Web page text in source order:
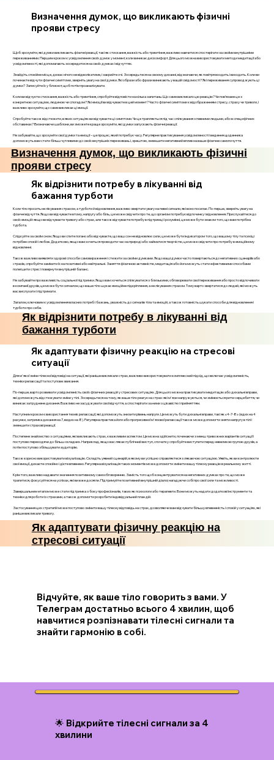
Визначення думок, що викликають фізичні
прояви стресу
Щоб зрозуміти, які думки викликають фізичні реакції, такі як стискання, важкість або тремтіння, важливо навчитися спостерігати за своїми внутрішніми
переживаннями. Першим кроком є усвідомлення своїх думок у момент, коли виникає дискомфорт. Для цього можна використовувати методи медитації або
усвідомленості, які допомагають зосередитися на своїх думках і відчуттях.
Знайдіть спокійне місце, де вас нічого не відволікатиме, і закрийте очі. Зосередьтеся на своєму диханні, відзначаючи, як повітря входить і виходить. Коли ви
починаєте відчути фізичні симптоми, зверніть увагу на свої думки. Які образи або фрази виникають у вашій свідомості? Які переживання супроводжують ці
думки? Записуйте їх у блокнот, щоб потім проаналізувати.
Коли ви відчуєте стискання, важкість або тремтіння, спробуйте відповісти на кілька запитань: Що саме викликало цю реакцію? Чи пов’язане це з
конкретною ситуацією, людиною чи спогадом? Які емоції ви відчуваєте в цей момент? Часто фізичні симптоми є відображенням стресу, страху чи тривоги, і
важливо зрозуміти, що саме викликає ці емоції.
Спробуйте також відстежити, в яких ситуаціях ви відчуваєте ці симптоми. Чи це трапляється під час спілкування з певними людьми, або в специфічних
обставинах? Визначаючи шаблони, ви зможете краще зрозуміти, які думки запускають фізичні реакції.
Не забувайте, що зрозуміти свої думки та емоції – це процес, який потребує часу. Регулярне практикування усвідомленості і ведення щоденника
допоможуть вам стати більш чутливими до своїх внутрішніх переживань і, зрештою, зменшити негативний вплив на ваше фізичне самопочуття.
Визначення думок, що викликають фізичні
прояви стресу
Як відрізнити потребу в лікуванні від
бажання турботи
Коли тіло просить не лікування страхом, а турботи й відновлення, важливо звертати увагу на певні сигнали, які воно посилає. По-перше, зверніть увагу на
фізичні відчуття. Якщо ви відчуваєте втому, напругу або біль, це може свідчити про те, що організм потребує відпочинку і відновлення. Прислухайтеся до
своїх емоцій: якщо ви відчуваєте тривогу або страх, але також відчуваєте потребу в підтримці і розумінні, це може бути знаком того, що вам потрібна
турбота.
Слідкуйте за своїм сном. Якщо ви спите погано або відчуваєте, що ваш сон не відновлює сили, це може бути індикатором того, що вашому тілу та психіці
потрібен спокій і любов. Додатково, якщо вам хочеться проводити час на природі або займатися творчістю, це може свідчити про потребу в емоційному
відновленні.
Також важливо виявляти здорові способи самовираження і стежити за своїми думками. Якщо ваші думки часто повертаються до негативних сценаріїв або
страхів, спробуйте замінити їх на позитивні або нейтральні. Заняття фізичною активністю, медитація або йога можуть стати ефективними способами
полегшити стрес і повернути внутрішній баланс.
Не забувайте про важливість соціальної підтримки. Якщо вам хочеться спілкуватися з близькими, обговорювати свої переживання або просто відпочивати
в компанії друзів, це може бути сигналом, що ваше тіло шукає емоційне підкріплення, а не лікування страхом. Тому варто звертатися до людей, які можуть
вас вислухати і підтримати.
Загалом, ключовим є усвідомлення власних потреб і бажань, уважність до сигналів тіла та емоцій, а також готовність шукати способи для відновлення і
турботи про себе.
Як відрізнити потребу в лікуванні від
бажання турботи
Як адаптувати фізичну реакцію на стресові
ситуації
Для м'якої зміни тілесної відповіді на ситуації, які раніше викликали страх, важливо використовувати комплексний підхід, що включає усвідомленість,
техніки релаксації та поступове звикання.
По-перше, варто розвивати усвідомленість своїх фізичних реакцій у стресових ситуаціях. Для цього можна практикувати медитацію або дихальні вправи,
які допоможуть відстежувати зміни у тілі. Зосередьтеся на тому, як ваше тіло реагує на страх: які м'язи напружуються, чи змінюється ритм серцебиття, чи
виникає затруднене дихання. Важливо не засуджувати свої відчуття, а спостерігати за ними з цікавістю і прийняттям.
Наступним кроком є використання технік релаксації, які допоможуть знизити рівень напруги. Це можуть бути дихальні вправи, такі як «4-7-8» (вдих на 4
рахунки, затримка дихання на 7, видих на 8). Регулярна практика йоги або прогресивної м'язової релаксації також може допомогти зняти напругу в тілі і
зменшити страхові реакції.
Постепене знайомство з ситуаціями, які викликають страх, є важливим аспектом. Це можна здійснити, починаючи з менш тривожних варіантів ситуації і
поступово переходячи до більш складних. Наприклад, якщо вас лякає публічний виступ, спочатку спробуйте виступити перед невеликою групою друзів, а
потім поступово збільшувати аудиторію.
Також корисно використовувати візуалізацію. Складіть уявний сценарій, в якому ви успішно справляєтеся з лякаючою ситуацією. Уявіть, як ви контролюєте
свої емоції, дихаєте спокійно і дієте впевнено. Регулярна візуалізація таких моментів може допомогти змінити вашу тілесну реакцію в реальному житті.
Крім того, важливо надавати значення позитивному самообговоренню. Замість того щоб концентруватися на негативних думках про те, що може
трапитися, фокусуйтеся на успіхах, які ви вже досягли. Підтримуйте позитивний внутрішній діалог, нагадуючи собі про свої сили та можливості.
Завершальним етапом може стати підтримка з боку професіоналів, таких як психологи або терапевти. Вони можуть надати додаткові інструменти та
техніки для роботи із страхами, а також допомогти розробити індивідуальний план дій.
Застосування цих стратегій може поступово змінити вашу тілесну відповідь на страх, дозволяючи вам відчувати більшу впевненість і спокій у ситуаціях, які
раніше викликали тривогу.
Як адаптувати фізичну реакцію на
стресові ситуації
Відчуйте, як ваше тіло говорить з вами. У
Телеграм достатньо всього 4 хвилин, щоб
навчитися розпізнавати тілесні сигнали та
знайти гармонію в собі.
🌟 Відкрийте тілесні сигнали за 4
хвилини